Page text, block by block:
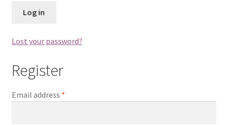
Log in
Lost your password?
Register
Email address *